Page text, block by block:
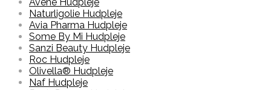
Naturligolie Hudpleje
Avia Pharma Hudpleje
Some By Mi Hudpleje
Sanzi Beauty Hudpleje
Roc Hudpleje
Olivella® Hudpleje
Naf Hudpleje